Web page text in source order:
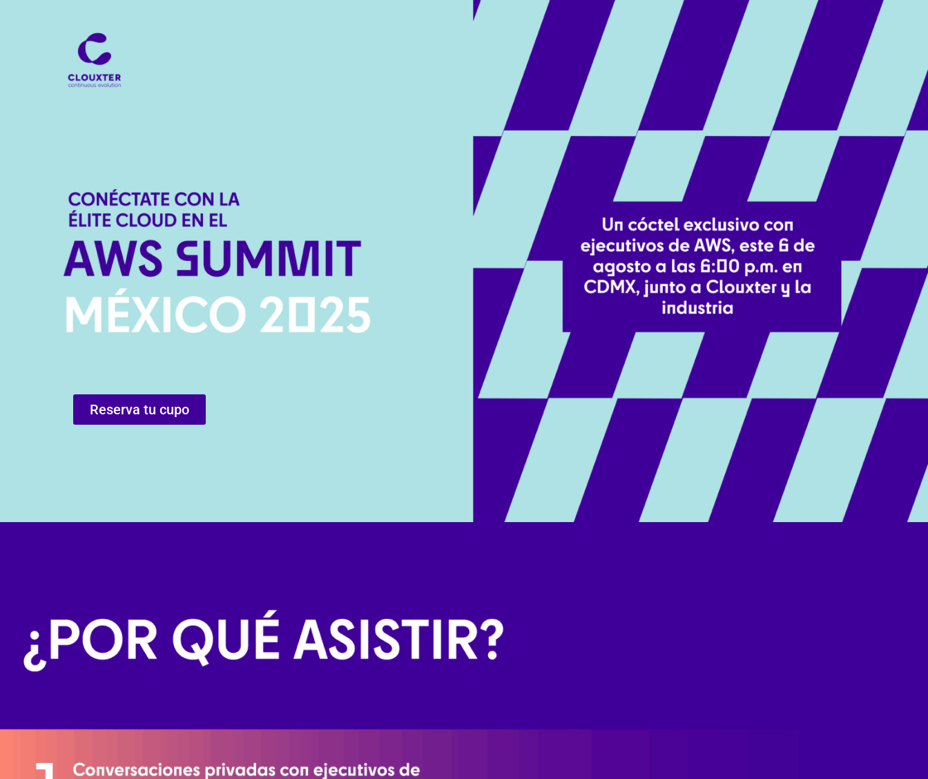
Reserva tu cupo